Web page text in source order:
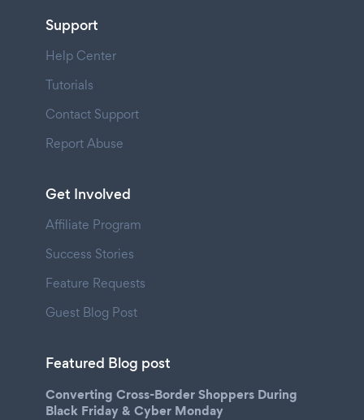
Support
Help Center
Tutorials
Contact Support
Report Abuse
Get Involved
Affiliate Program
Success Stories
Feature Requests
Guest Blog Post
Featured Blog post
Converting Cross-Border Shoppers During
Black Friday & Cyber Monday